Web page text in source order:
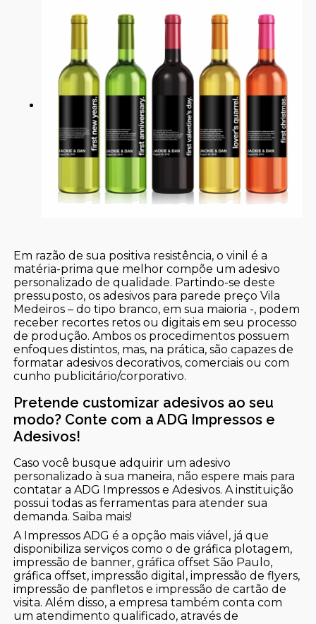
Em razão de sua positiva resistência, o vinil é a
matéria-prima que melhor compõe um adesivo
personalizado de qualidade. Partindo-se deste
pressuposto, os adesivos para parede preço Vila
Medeiros – do tipo branco, em sua maioria -, podem
receber recortes retos ou digitais em seu processo
de produção. Ambos os procedimentos possuem
enfoques distintos, mas, na prática, são capazes de
formatar adesivos decorativos, comerciais ou com
cunho publicitário/corporativo.
Pretende customizar adesivos ao seu
modo? Conte com a ADG Impressos e
Adesivos!
Caso você busque adquirir um adesivo
personalizado à sua maneira, não espere mais para
contatar a ADG Impressos e Adesivos. A instituição
possui todas as ferramentas para atender sua
demanda. Saiba mais!
A Impressos ADG é a opção mais viável, já que
disponibiliza serviços como o de gráfica plotagem,
impressão de banner, gráfica offset São Paulo,
gráfica offset, impressão digital, impressão de flyers,
impressão de panfletos e impressão de cartão de
visita. Além disso, a empresa também conta com
um atendimento qualificado, através de